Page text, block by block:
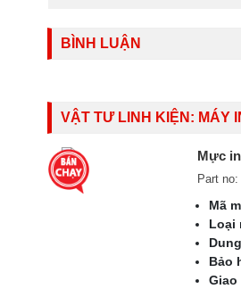
BÌNH LUẬN
VẬT TƯ LINH KIỆN: MÁY
Mực
Part
Mã
Loại
Bảo
Giao